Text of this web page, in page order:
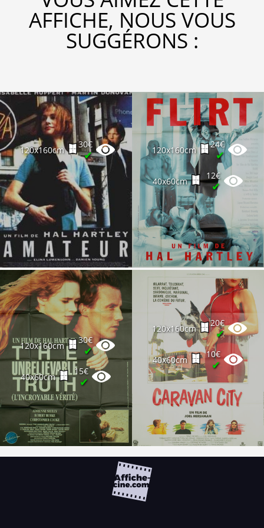
AFFICHE, NOUS VOUS
SUGGÉRONS :
120x160cm
30€
✔ 120x160cm
24€
✔
40x60cm
12€
✔
120x160cm
30€
✔
40x60cm
15€
✔
120x160cm
20€
✔
40x60cm
10€
✔